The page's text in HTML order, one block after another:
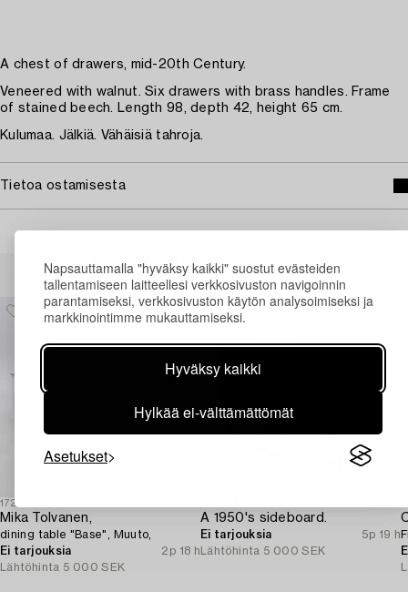
Napsauttamalla "hyväksy kaikki" suostut evästeiden
tallentamiseen laitteellesi verkkosivuston navigoinnin
parantamiseksi, verkkosivuston käytön analysoimiseksi ja
markkinointimme mukauttamiseksi.
Hyväksy kaikki
Hylkää ei-välttämättömät
Asetukset
A chest of drawers, mid-20th Century.
Veneered with walnut. Six drawers with brass handles. Frame
of stained beech. Length 98, depth 42, height 65 cm.
Kulumaa. Jälkiä. Vähäisiä tahroja.
Tietoa ostamisesta
Muiden katsomia kohteita
1728084
Mika Tolvanen,
dining table "Base", Muuto,
Ei tarjouksia
2p 18 h
Lähtöhinta 5 000 SEK
A 1950's sideboard.
Ei tarjouksia
5p 19 h
Lähtöhinta 5 000 SEK